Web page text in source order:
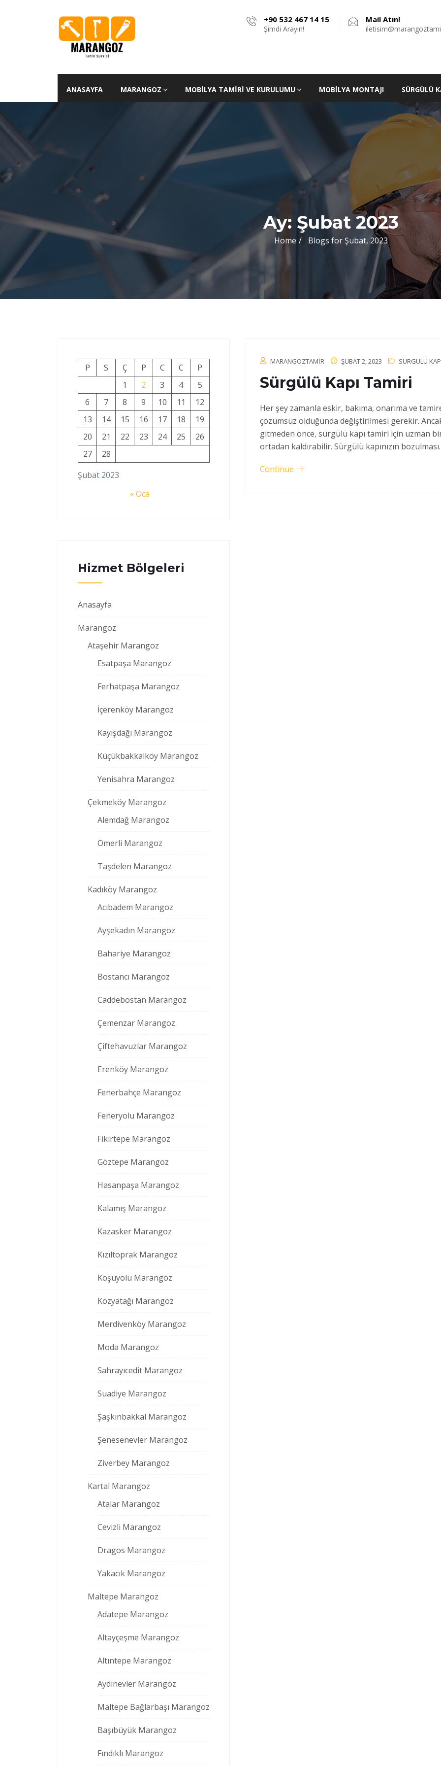
+90 532 467 14 15
Şimdi Arayın!
Mail Atın!
ANASAYFA MARANGOZ MOBILYA TAMIRI VE KURULUMU MOBILYA MONTAJI SÜRGÜLÜ
Ay: Şubat 2023
Home Blogs for Şubat, 2023
Şubat 2023
P S Ç P C C
P
1
2 3 4
5
6
7 8 9 10 11
12
13
14 15 16 17 18
19
20
21 22 23 24 25
26
27
28
« Oca
Hizmet Bölgeleri
Anasayfa
Marangoz
Ataşehir Marangoz
Esatpaşa Marangoz
Ferhatpaşa Marangoz
İçerenköy Marangoz
Kayışdağı Marangoz
Küçükbakkalköy Marangoz
Yenisahra Marangoz
Çekmeköy Marangoz
Alemdağ Marangoz
Ömerli Marangoz
Taşdelen Marangoz
Kadıköy Marangoz
Acıbadem Marangoz
Ayşekadın Marangoz
Bahariye Marangoz
Bostancı Marangoz
Caddebostan Marangoz
Çemenzar Marangoz
Çiftehavuzlar Marangoz
Erenköy Marangoz
Fenerbahçe Marangoz
Feneryolu Marangoz
Fikirtepe Marangoz
Göztepe Marangoz
Hasanpaşa Marangoz
Kalamış Marangoz
Kazasker Marangoz
Kızıltoprak Marangoz
Koşuyolu Marangoz
Kozyatağı Marangoz
Merdivenköy Marangoz
Moda Marangoz
Sahrayıcedit Marangoz
Suadiye Marangoz
Şaşkınbakkal Marangoz
Şenesenevler Marangoz
Ziverbey Marangoz
Kartal Marangoz
Atalar Marangoz
Cevizli Marangoz
Dragos Marangoz
Yakacık Marangoz
Maltepe Marangoz
Adatepe Marangoz
Altayçeşme Marangoz
Altıntepe Marangoz
Aydınevler Marangoz
Maltepe Bağlarbaşı Marangoz
Başıbüyük Marangoz
Fındıklı Marangoz
MARANGOZTAMIR ŞUBAT 2, 2023 SÜRGÜLÜ
Sürgülü Kapı Tamiri
Her şey zamanla eskir, bakıma, onarıma ve
çözümsüz olduğunda değiştirilmesi gerekir.
gitmeden önce, sürgülü kapı tamiri için uzman
ortadan kaldırabilir. Sürgülü kapınızın
Continue